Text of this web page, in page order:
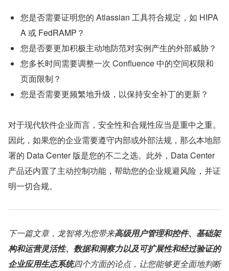
您是否需要证明您的 Atlassian 工具符合规定，如 HIPA
A 或 FedRAMP？
您是否要更加积极主动地防范对实例产生的外部威胁？
您多长时间需要调整一次 Confluence 中的空间权限和
页面限制？
您是否需要更频繁地升级，以保持安全补丁的更新？
对于现代软件企业而言，安全性和合规性应当是重中之重。
因此，如果您的企业需要遵守内部或外部法规，那么本地部
署的 Data Center 版是您的不二之选。此外，Data Center
产品还内置了主动控制功能，帮助您的企业规避风险，并证
明一切合规。
下一篇文章，龙智将为您带来高级用户管理和控件、基础架
构和运营灵活性、数据和洞察力以及可扩展性和经过验证的
企业应用生态系统四个方面的论点，让您能够更全面地判断